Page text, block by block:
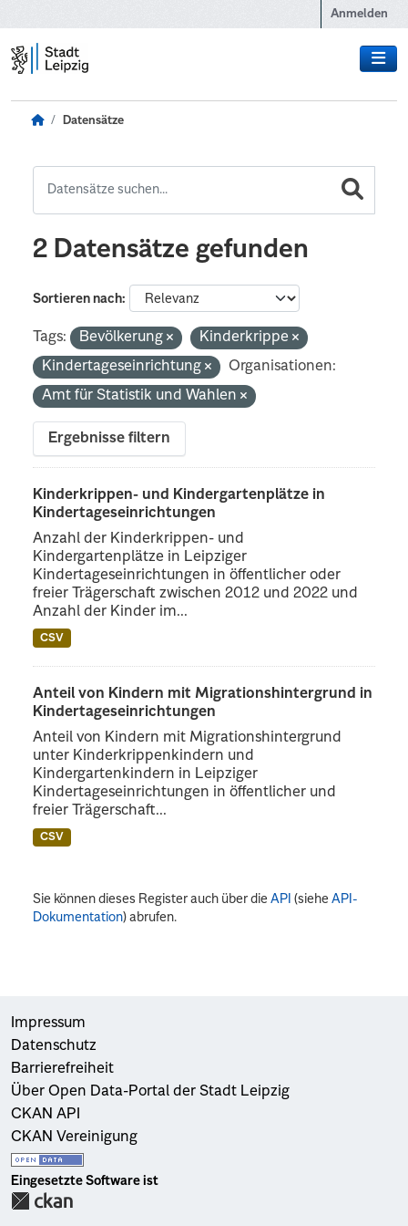
Anmelden
Datensätze
2 Datensätze gefunden
Sortieren nach
Tags: Bevölkerung
Kinderkrippe
Kindertageseinrichtung
Organisationen:
Amt für Statistik und Wahlen
Ergebnisse filtern
Kinderkrippen- und Kindergartenplätze in
Kindertageseinrichtungen
Anzahl der Kinderkrippen- und
Kindergartenplätze in Leipziger
Kindertageseinrichtungen in öffentlicher oder
freier Trägerschaft zwischen 2012 und 2022 und
Anzahl der Kinder im...
CSV
Anteil von Kindern mit Migrationshintergrund in
Kindertageseinrichtungen
Anteil von Kindern mit Migrationshintergrund
unter Kinderkrippenkindern und
Kindergartenkindern in Leipziger
Kindertageseinrichtungen in öffentlicher und
freier Trägerschaft...
CSV
Sie können dieses Register auch über dieAPI (sieheAPI-
Dokumentation) abrufen.
Impressum
Datenschutz
Barrierefreiheit
Über Open Data-Portal der Stadt Leipzig
CKAN API
CKAN Vereinigung
Eingesetzte Software ist